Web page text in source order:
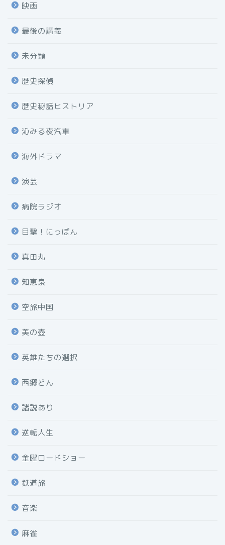
映画
最後の講義
未分類
歴史探偵
歴史秘話ヒストリア
沁みる夜汽車
海外ドラマ
演芸
病院ラジオ
目撃！にっぽん
真田丸
知恵泉
空旅中国
美の壺
英雄たちの選択
西郷どん
諸説あり
逆転人生
金曜ロードショー
鉄道旅
音楽
麻雀